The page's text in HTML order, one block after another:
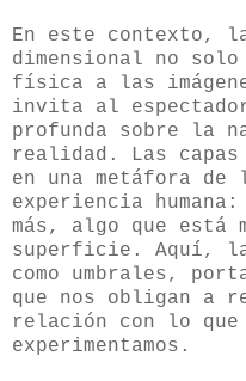
En este contexto,
dimensional no solo
física a las
invita al
profunda sobre la
realidad. Las
en una metáfora de
experiencia
más, algo que está
superficie. Aquí,
como umbrales,
que nos obligan a
relación con lo que
experimentamos.